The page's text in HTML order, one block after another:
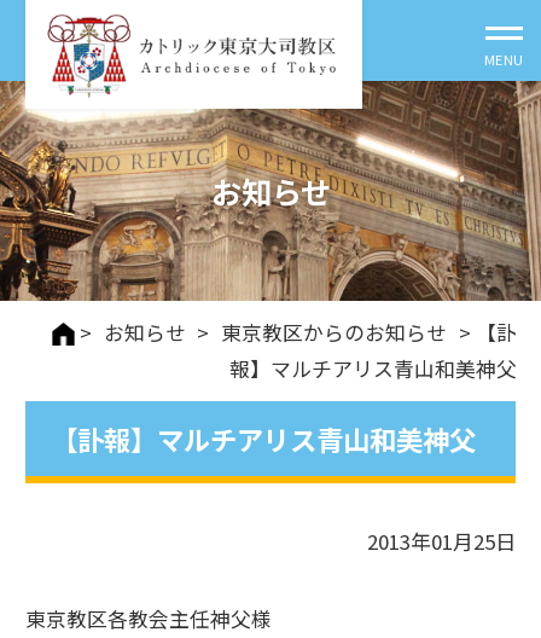
お知らせ
> お知らせ > 東京教区からのお知らせ > 【訃
報】マルチアリス青山和美神父
【訃報】マルチアリス青山和美神父
2013年01月25日
東京教区各教会主任神父様